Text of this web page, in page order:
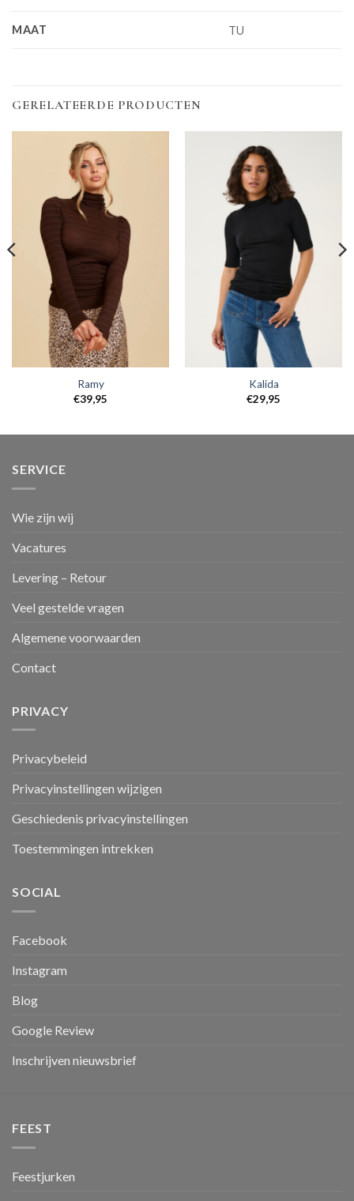
MAAT TU
GERELATEERDE PRODUCTEN
Ramy
€39,95
Kalida
€29,95
SERVICE
Wie zijn wij
Vacatures
Levering – Retour
Veel gestelde vragen
Algemene voorwaarden
Contact
PRIVACY
Privacybeleid
Privacyinstellingen wijzigen
Geschiedenis privacyinstellingen
Toestemmingen intrekken
SOCIAL
Facebook
Instagram
Blog
Google Review
Inschrijven nieuwsbrief
FEEST
Feestjurken